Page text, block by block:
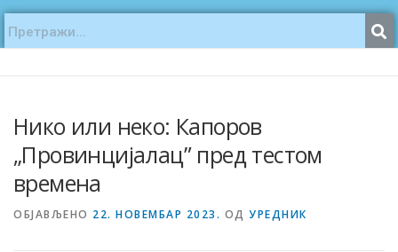
Нико или неко: Капоров
„Провинцијалац” пред тестом
времена
ОБЈАВЉЕНО 22. НОВЕМБАР 2023. ОД УРЕДНИК